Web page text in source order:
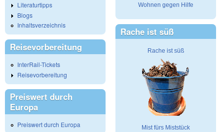
Literaturtipps
Blogs
Inhaltsverzeichnis
Reisevorbereitung
InterRail-Tickets
Reisevorbereitung
Preiswert durch
Europa
Preiswert durch Europa
Wohnen gegen Hilfe
Rache ist süß
Rache ist süß
Mist fürs Miststück